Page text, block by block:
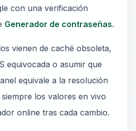
con una verificación
Generador de contraseñas.
vienen de caché obsoleta,
equivocada o asumir que
equivale a la resolución
los valores en vivo
online tras cada cambio.